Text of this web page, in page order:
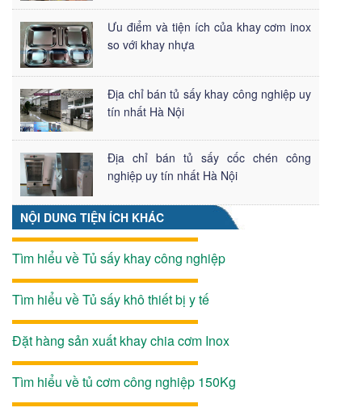
Ưu điểm và tiện ích của khay cơm inox
so với khay nhựa
Địa chỉ bán tủ sấy khay công nghiệp uy
tín nhất Hà Nội
Địa chỉ bán tủ sấy cốc chén công
nghiệp uy tín nhất Hà Nội
NỘI DUNG TIỆN ÍCH KHÁC
Tìm hiểu về Tủ sấy khay công nghiệp
Tìm hiểu về Tủ sấy khô thiết bị y tế
Đặt hàng sản xuất khay chia cơm Inox
Tìm hiểu về tủ cơm công nghiệp 150Kg